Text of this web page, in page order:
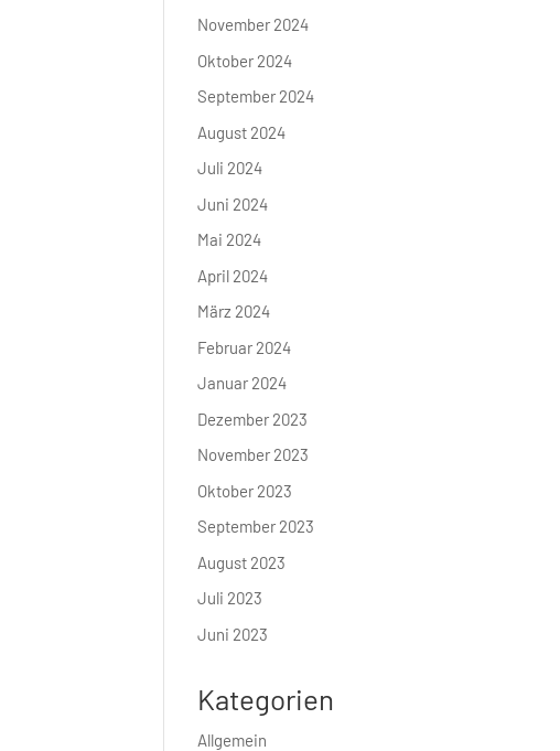
November 2024
Oktober 2024
September 2024
August 2024
Juli 2024
Juni 2024
Mai 2024
April 2024
März 2024
Februar 2024
Januar 2024
Dezember 2023
November 2023
Oktober 2023
September 2023
August 2023
Juli 2023
Juni 2023
Kategorien
Allgemein